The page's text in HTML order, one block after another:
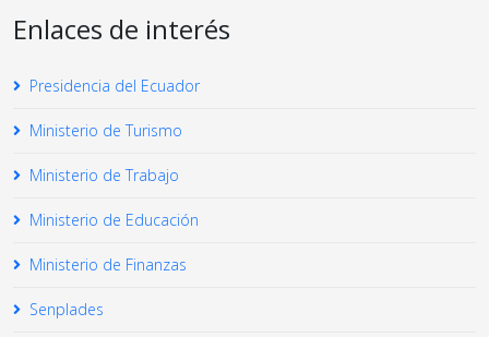
Enlaces de interés
Presidencia del Ecuador
Ministerio de Turismo
Ministerio de Trabajo
Ministerio de Educación
Ministerio de Finanzas
Senplades